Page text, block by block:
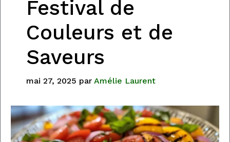
Festival de
Couleurs et de
Saveurs
mai 27, 2025 par Amélie Laurent